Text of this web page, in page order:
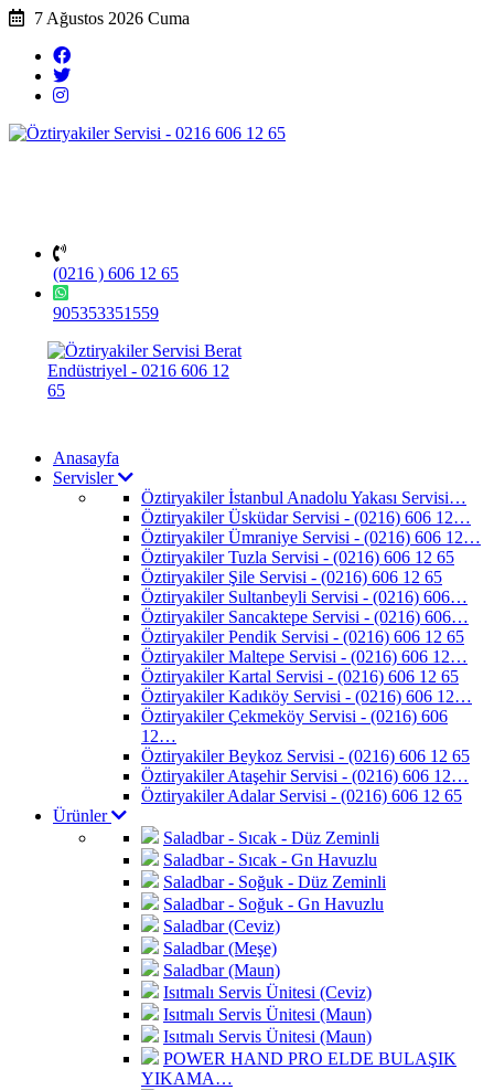
7 Ağustos 2026 Cuma
(0216 ) 606 12 65
905353351559
Anasayfa
Servisler
Öztiryakiler İstanbul Anadolu Yakası Servisi…
Öztiryakiler Üsküdar Servisi - (0216) 606 12…
Öztiryakiler Ümraniye Servisi - (0216) 606 12…
Öztiryakiler Tuzla Servisi - (0216) 606 12 65
Öztiryakiler Şile Servisi - (0216) 606 12 65
Öztiryakiler Sultanbeyli Servisi - (0216) 606…
Öztiryakiler Sancaktepe Servisi - (0216) 606…
Öztiryakiler Pendik Servisi - (0216) 606 12 65
Öztiryakiler Maltepe Servisi - (0216) 606 12…
Öztiryakiler Kartal Servisi - (0216) 606 12 65
Öztiryakiler Kadıköy Servisi - (0216) 606 12…
Öztiryakiler Çekmeköy Servisi - (0216) 606
12…
Öztiryakiler Beykoz Servisi - (0216) 606 12 65
Öztiryakiler Ataşehir Servisi - (0216) 606 12…
Öztiryakiler Adalar Servisi - (0216) 606 12 65
Ürünler
Saladbar - Sıcak - Düz Zeminli
Saladbar - Sıcak - Gn Havuzlu
Saladbar - Soğuk - Düz Zeminli
Saladbar - Soğuk - Gn Havuzlu
Saladbar (Ceviz)
Saladbar (Meşe)
Saladbar (Maun)
Isıtmalı Servis Ünitesi (Ceviz)
Isıtmalı Servis Ünitesi (Maun)
Isıtmalı Servis Ünitesi (Maun)
POWER HAND PRO ELDE BULAŞIK
YIKAMA…